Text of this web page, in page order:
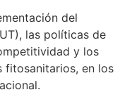
del
las políticas de
y los
fitosanitarios, en los